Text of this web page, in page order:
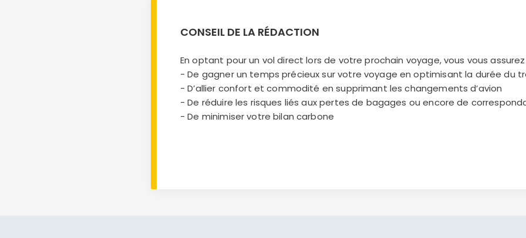
CONSEIL DE LA RÉDACTION
En optant pour un vol direct lors de votre prochain voyage, vous vous assurez
- De gagner un temps précieux sur votre voyage en optimisant la durée du
- D’allier confort et commodité en supprimant les changements d’avion
- De réduire les risques liés aux pertes de bagages ou encore de
- De minimiser votre bilan carbone